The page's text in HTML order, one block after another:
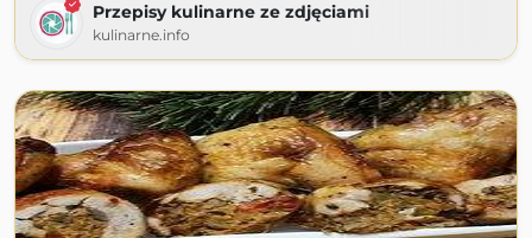
Przepisy kulinarne ze zdjęciami
kulinarne.info